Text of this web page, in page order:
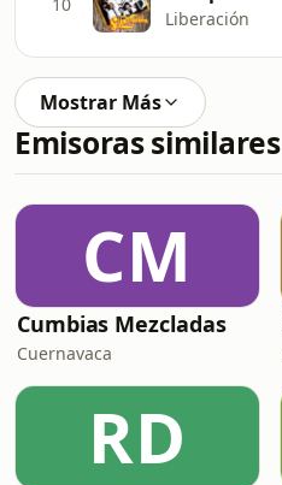
Liberación
Mostrar Más
Emisoras similares
CM
Cumbias Mezcladas
Cuernavaca
RD